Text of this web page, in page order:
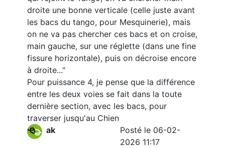
droite une bonne verticale (celle juste avant
les bacs du tango, pour Mesquinerie), mais
on ne va pas chercher ces bacs et on croise,
main gauche, sur une réglette (dans une fine
fissure horizontale), puis on décroise encore
à droite..."
Pour puissance 4, je pense que la différence
entre les deux voies se fait dans la toute
dernière section, avec les bacs, pour
traverser jusqu'au Chien
ak
Posté le 06-02-
2026 11:17